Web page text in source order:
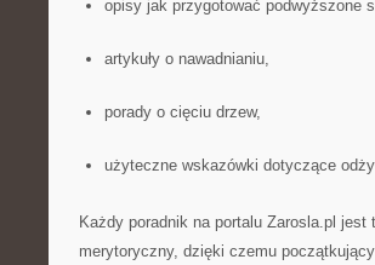
opisy jak przygotować podwyższone
artykuły o nawadnianiu,
porady o cięciu drzew,
użyteczne wskazówki dotyczące
Każdy poradnik na portalu Zarosla.pl
merytoryczny, dzięki czemu